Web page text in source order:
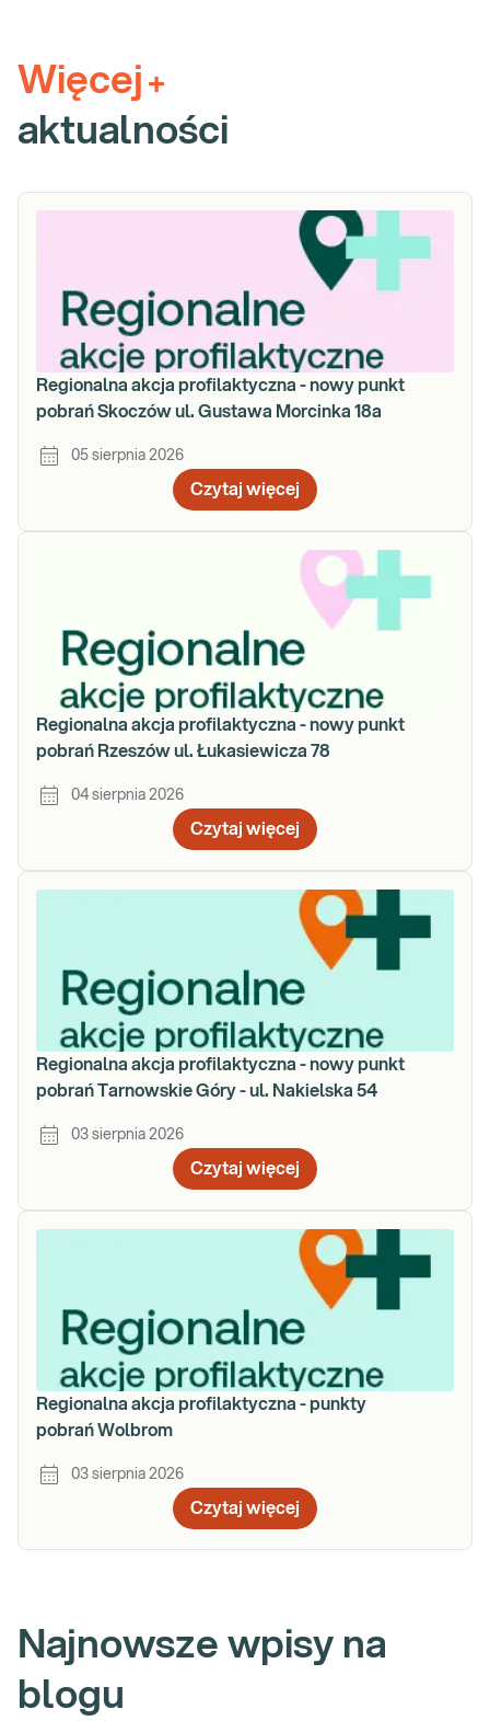
Więcej +
aktualności
Regionalna akcja profilaktyczna - nowy punkt
pobrań Skoczów ul. Gustawa Morcinka 18a
05 sierpnia 2026
Czytaj więcej
Regionalna akcja profilaktyczna - nowy punkt
pobrań Rzeszów ul. Łukasiewicza 78
04 sierpnia 2026
Czytaj więcej
Regionalna akcja profilaktyczna - nowy punkt
pobrań Tarnowskie Góry - ul. Nakielska 54
03 sierpnia 2026
Czytaj więcej
Regionalna akcja profilaktyczna - punkty
pobrań Wolbrom
03 sierpnia 2026
Czytaj więcej
Najnowsze wpisy na
blogu